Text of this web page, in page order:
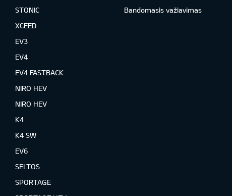
STONIC
XCEED
EV3
EV4
EV4 FASTBACK
NIRO HEV
NIRO HEV
K4
K4 SW
EV6
SELTOS
SPORTAGE
Bandomasis važiavimas